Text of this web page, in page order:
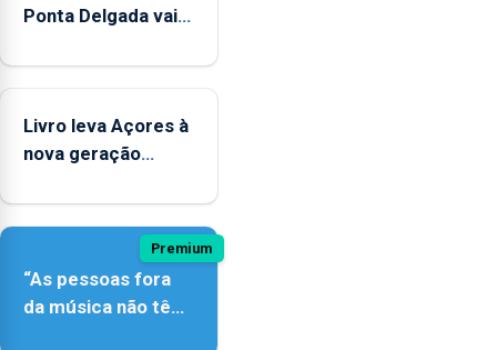
Ponta Delgada vai
instrumentos
Livro leva Açores à
nova geração
Premium
“As pessoas fora
da música não têm